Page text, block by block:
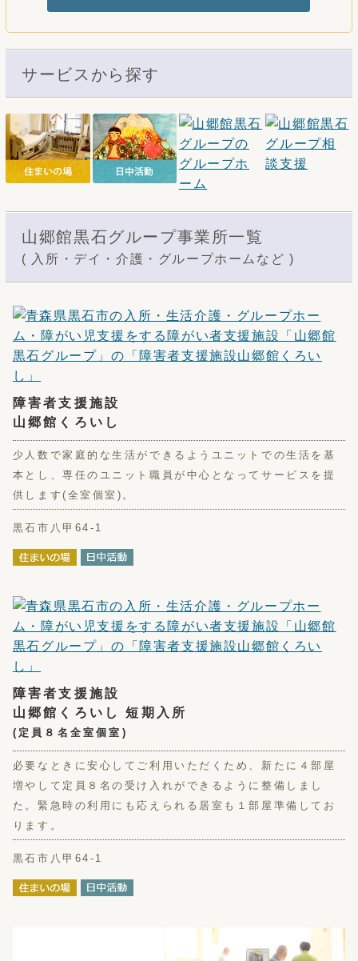
サービスから探す
山郷館黒石グループ事業所一覧
( 入所・デイ・介護・グループホームなど )
障害者支援施設
山郷館くろいし
少人数で家庭的な生活ができるようユニットでの生活を基
本とし、専任のユニット職員が中心となってサービスを提
供します(全室個室)。
黒石市八甲64-1
障害者支援施設
山郷館くろいし 短期入所
(定員８名全室個室)
必要なときに安心してご利用いただくため、新たに４部屋
増やして定員８名の受け入れができるように整備しまし
た。緊急時の利用にも応えられる居室も１部屋準備してお
ります。
黒石市八甲64-1